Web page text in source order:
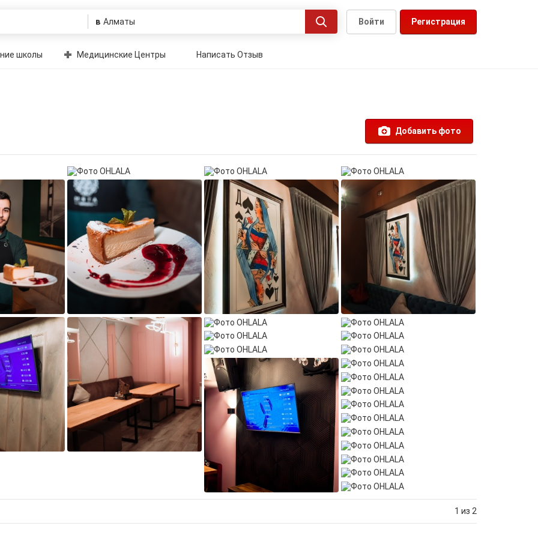
в Регистрация
Войти
школы Медицинские Центры Написать Отзыв
Добавить фото
1 из 2